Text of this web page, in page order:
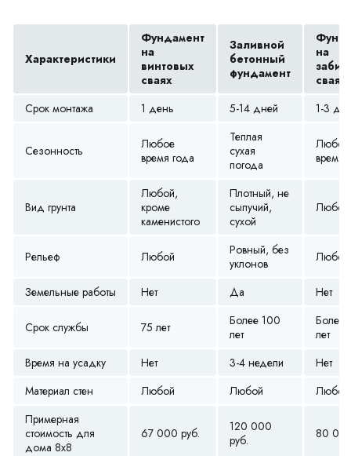
Характеристики
Фундамент
на
винтовых
сваях
Заливной
бетонный
фундамент
на
сваях
Срок монтажа
1 день 5-14 дней 1-3
Сезонность
Любое
время года
Теплая
сухая
погода
Любое
время
Вид грунта
Любой,
кроме
каменистого
Плотный, не
сыпучий,
сухой
Любой
Рельеф Любой
Ровный, без
уклонов
Любой
Земельные работы Нет Да Нет
Срок службы 75 лет
Более 100
лет
Более
лет
Время на усадку
Нет 3-4 недели
Нет
Материал стен
Любой Любой
Любой
Примерная
стоимость для
дома 8х8
67 000 руб.
120 000
руб.
80